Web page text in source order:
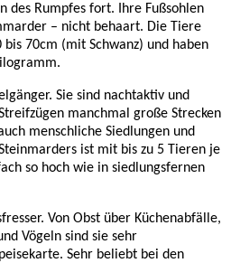
des Rumpfes fort. Ihre Fußsohlen
– nicht behaart. Die Tiere
70cm (mit Schwanz) und haben
Sie sind nachtaktiv und
manchmal große Strecken
menschliche Siedlungen und
ist mit bis zu 5 Tieren je
so hoch wie in siedlungsfernen
Von Obst über Küchenabfälle,
Vögeln sind sie sehr
Sehr beliebt bei den